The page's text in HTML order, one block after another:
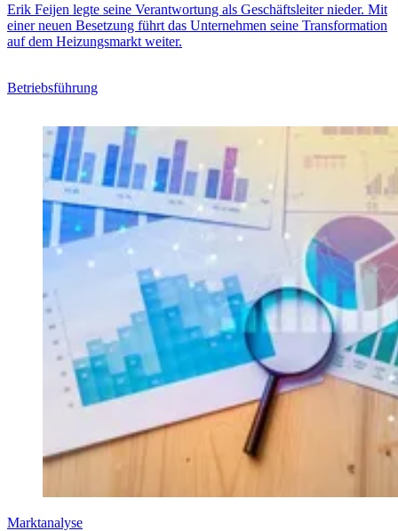
Erik Feijen legte seine Verantwortung als Geschäftsleiter nieder. Mit
einer neuen Besetzung führt das Unternehmen seine Transformation
auf dem Heizungsmarkt weiter.
Betriebsführung
Marktanalyse